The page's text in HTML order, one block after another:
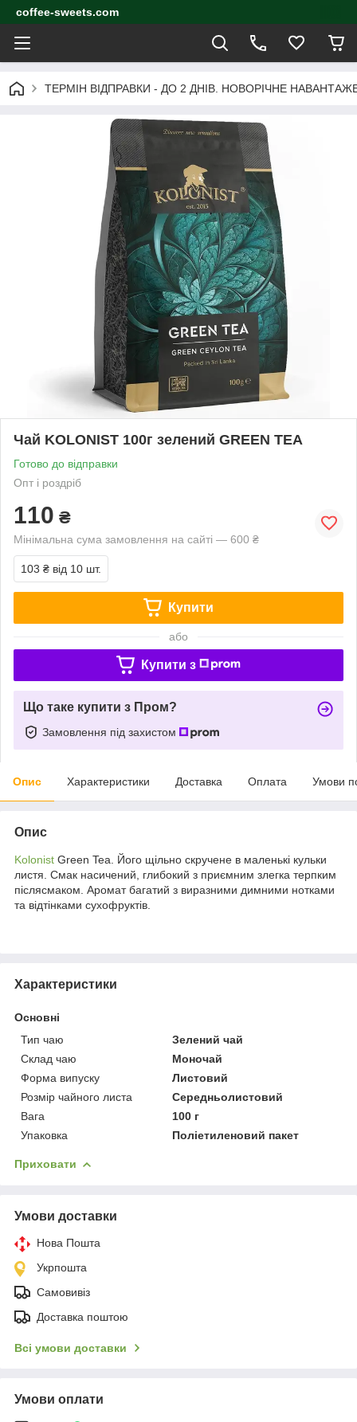
coffee-sweets.com
ТЕРМІН ВІДПРАВКИ - ДО 2 ДНІВ. НОВОРІЧНЕ
Чай KOLONIST 100г зелений GREEN TEA
Готово до відправки
Опт і роздріб
110 ₴
Мінімальна сума замовлення на сайті — 600 ₴
103 ₴ від 10 шт.
Купити
або
Купити з
Що таке купити з Пром?
Замовлення під захистом
Опис Характеристики Доставка Оплата Умови
Опис
Kolonist Green Tea. Його щільно скручене в маленькі кульки
листя. Смак насичений, глибокий з приємним злегка терпким
післясмаком. Аромат багатий з виразними димними нотками
та відтінками сухофруктів.
Характеристики
Основні
Тип чаю
Зелений чай
Склад чаю
Моночай
Форма випуску
Листовий
Розмір чайного листа
Середньолистовий
Вага
100 г
Упаковка
Поліетиленовий пакет
Приховати
Умови доставки
Нова Пошта
Укрпошта
Самовивіз
Доставка поштою
Всі умови доставки
Умови оплати